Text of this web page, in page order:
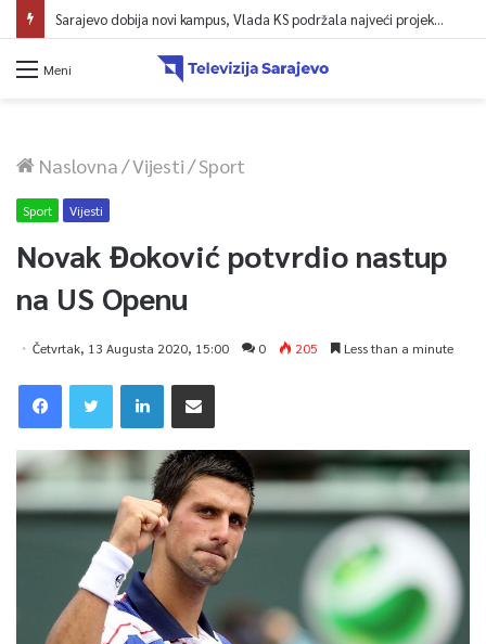
Sarajevo dobija novi kampus, Vlada KS podržala najveći projekt u historiji UNSA
Meni
Naslovna/Vijesti/Sport
Sport Vijesti
Novak Đoković potvrdio nastup
na US Openu
Četvrtak, 13 Augusta 2020, 15:00 0 205 Less than a minute